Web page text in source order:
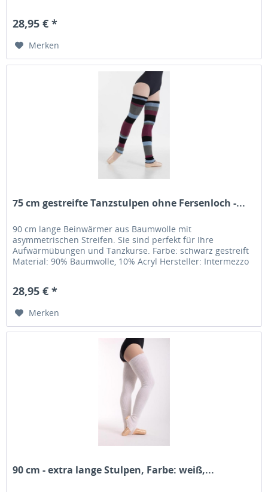
28,95 € *
Merken
75 cm gestreifte Tanzstulpen ohne Fersenloch -...
90 cm lange Beinwärmer aus Baumwolle mit
asymmetrischen Streifen. Sie sind perfekt für Ihre
Aufwärmübungen und Tanzkurse. Farbe: schwarz gestreift
Material: 90% Baumwolle, 10% Acryl Hersteller: Intermezzo
28,95 € *
Merken
90 cm - extra lange Stulpen, Farbe: weiß,...